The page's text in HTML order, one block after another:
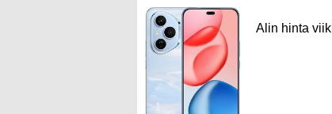
Alin hinta